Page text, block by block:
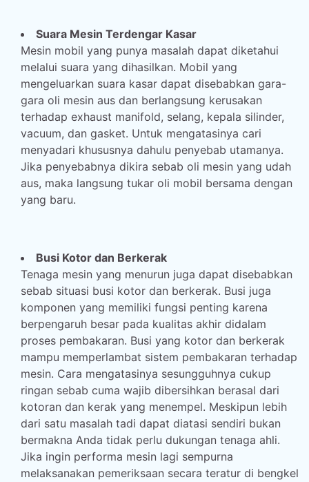
Suara Mesin Terdengar Kasar
Mesin mobil yang punya masalah dapat diketahui
melalui suara yang dihasilkan. Mobil yang
mengeluarkan suara kasar dapat disebabkan gara-
gara oli mesin aus dan berlangsung kerusakan
terhadap exhaust manifold, selang, kepala silinder,
vacuum, dan gasket. Untuk mengatasinya cari
menyadari khususnya dahulu penyebab utamanya.
Jika penyebabnya dikira sebab oli mesin yang udah
aus, maka langsung tukar oli mobil bersama dengan
yang baru.
Busi Kotor dan Berkerak
Tenaga mesin yang menurun juga dapat disebabkan
sebab situasi busi kotor dan berkerak. Busi juga
komponen yang memiliki fungsi penting karena
berpengaruh besar pada kualitas akhir didalam
proses pembakaran. Busi yang kotor dan berkerak
mampu memperlambat sistem pembakaran terhadap
mesin. Cara mengatasinya sesungguhnya cukup
ringan sebab cuma wajib dibersihkan berasal dari
kotoran dan kerak yang menempel. Meskipun lebih
dari satu masalah tadi dapat diatasi sendiri bukan
bermakna Anda tidak perlu dukungan tenaga ahli.
Jika ingin performa mesin lagi sempurna
melaksanakan pemeriksaan secara teratur di bengkel